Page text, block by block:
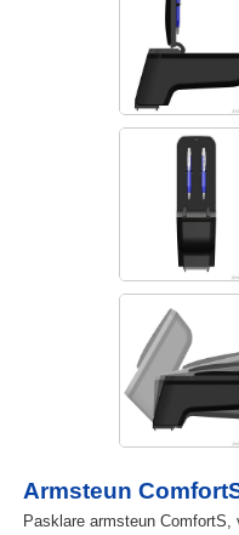
Armsteun
Pasklare armsteun